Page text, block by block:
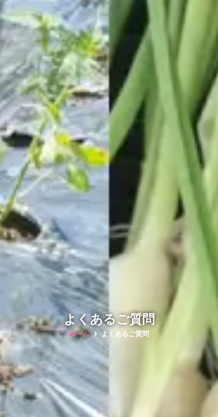
よくあるご質問
ホーム よくあるご質問